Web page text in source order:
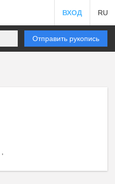
ВХОД RU
Отправить рукопись